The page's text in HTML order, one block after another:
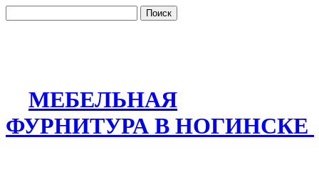
МЕБЕЛЬНАЯ
ФУРНИТУРА В НОГИНСКЕ